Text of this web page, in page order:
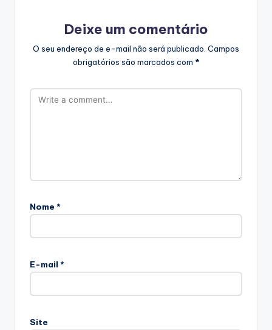
Deixe um comentário
O seu endereço de e-mail não será publicado. Campos
obrigatórios são marcados com *
Nome *
E-mail *
Site